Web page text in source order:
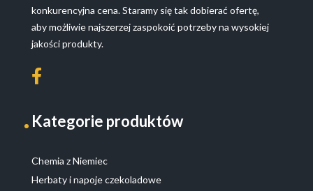
konkurencyjna cena. Staramy się tak dobierać ofertę,
aby możliwie najszerzej zaspokoić potrzeby na wysokiej
jakości produkty.
Kategorie produktów
Chemia z Niemiec
Herbaty i napoje czekoladowe